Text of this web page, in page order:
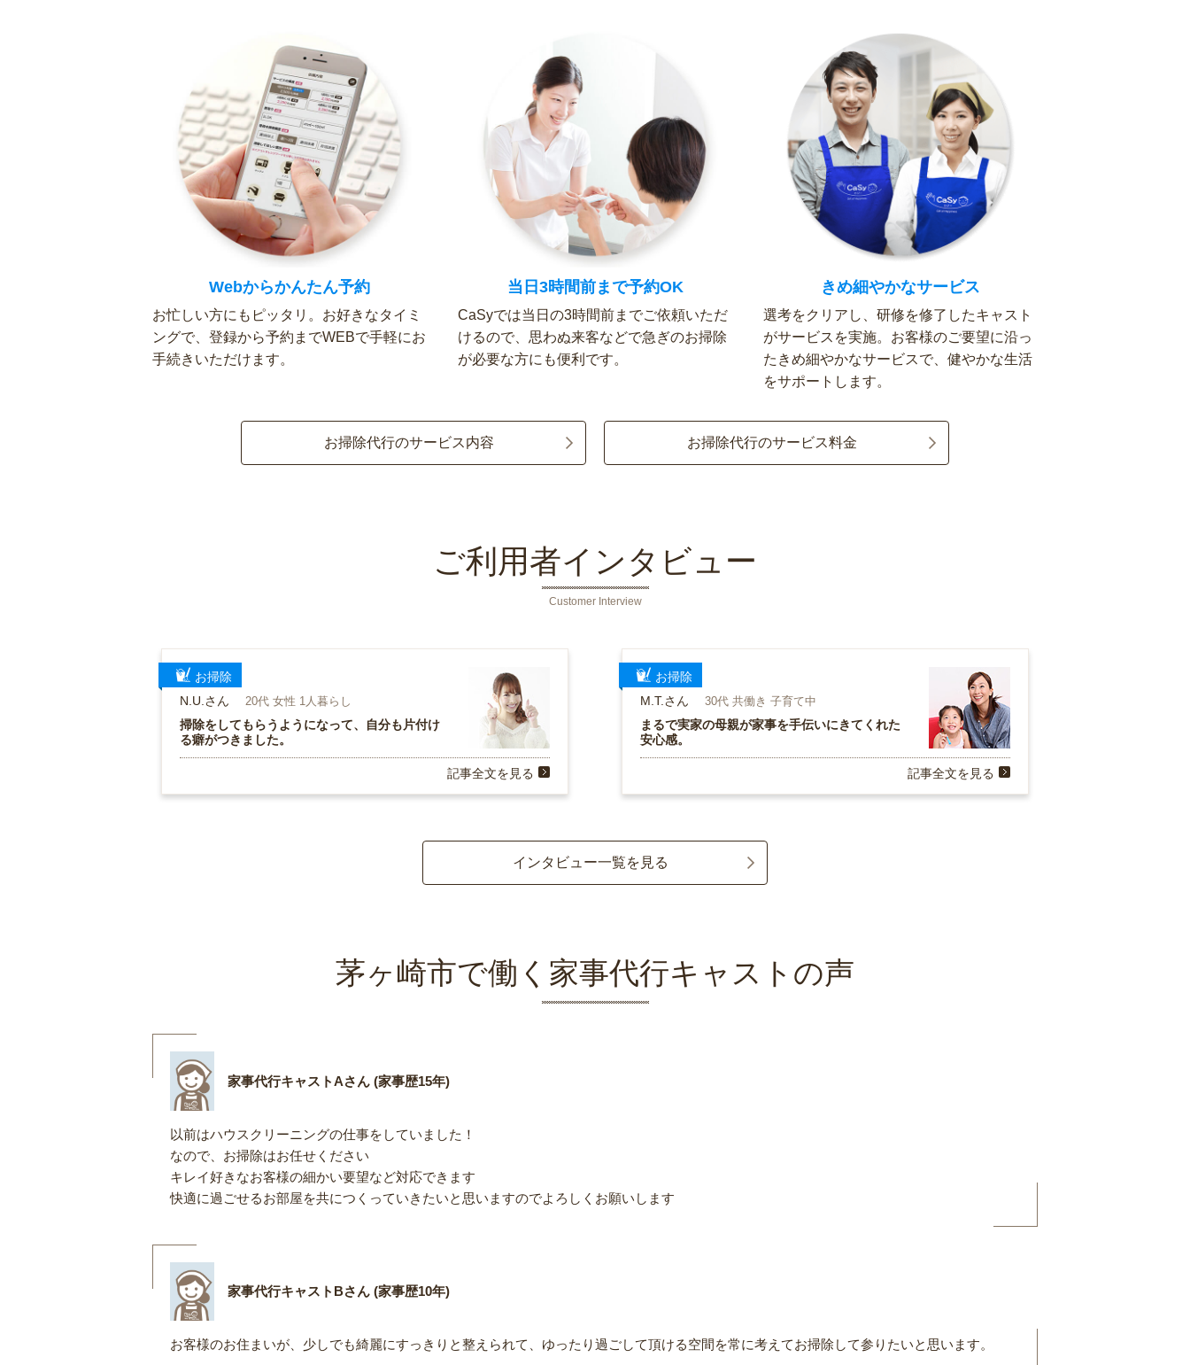
Webからかんたん予約
お忙しい方にもピッタリ。お好きなタイミ
ングで、登録から予約までWEBで手軽にお
手続きいただけます。
当日3時間前まで予約OK
CaSyでは当日の3時間前までご依頼いただ
けるので、思わぬ来客などで急ぎのお掃除
が必要な方にも便利です。
きめ細やかなサービス
選考をクリアし、研修を修了したキャスト
がサービスを実施。お客様のご要望に沿っ
たきめ細やかなサービスで、健やかな生活
をサポートします。
お掃除代行のサービス内容 お掃除代行のサービス料金
ご利用者インタビュー
Customer Interview
お掃除
N.U.さん
20代 女性 1人暮らし
掃除をしてもらうようになって、自分も片付け
る癖がつきました。
記事全文を見る
お掃除
M.T.さん
30代 共働き 子育て中
まるで実家の母親が家事を手伝いにきてくれた
安心感。
記事全文を見る
インタビュー一覧を見る
茅ヶ崎市で働く家事代行キャストの声
家事代行キャストAさん (家事歴15年)
以前はハウスクリーニングの仕事をしていました！
なので、お掃除はお任せください
キレイ好きなお客様の細かい要望など対応できます
快適に過ごせるお部屋を共につくっていきたいと思いますのでよろしくお願いします
家事代行キャストBさん (家事歴10年)
お客様のお住まいが、少しでも綺麗にすっきりと整えられて、ゆったり過ごして頂ける空間を常に考えてお掃除して参りたいと思います。